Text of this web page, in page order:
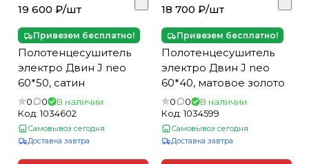
19 600 ₽/шт
Привезем бесплатно!
Полотенцесушитель
электро Двин J neo
60*50, сатин
0 0
В наличии
Код:1034602
Самовывоз сегодня
Доставка завтра
18 700 ₽/шт
Привезем бесплатно!
Полотенцесушитель
электро Двин J neo
60*40, матовое золото
0 0
В наличии
Код:1034599
Самовывоз сегодня
Доставка завтра